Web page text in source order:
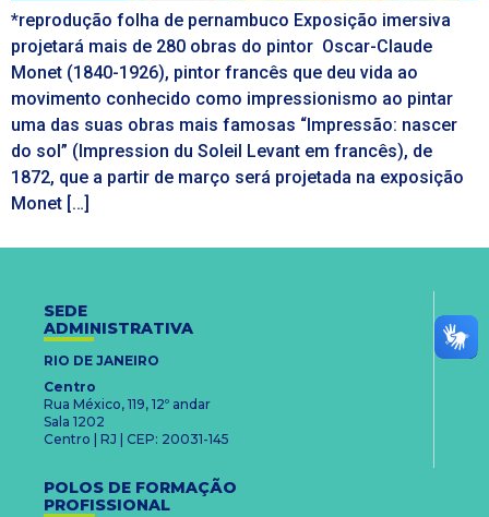
*reprodução folha de pernambuco Exposição imersiva
projetará mais de 280 obras do pintor Oscar-Claude
Monet (1840-1926), pintor francês que deu vida ao
movimento conhecido como impressionismo ao pintar
uma das suas obras mais famosas “Impressão: nascer
do sol” (Impression du Soleil Levant em francês), de
1872, que a partir de março será projetada na exposição
Monet […]
SEDE
ADMINISTRATIVA
RIO DE JANEIRO
Centro
Rua México, 119, 12º andar
Sala 1202
Centro | RJ | CEP: 20031-145
POLOS DE FORMAÇÃO
PROFISSIONAL